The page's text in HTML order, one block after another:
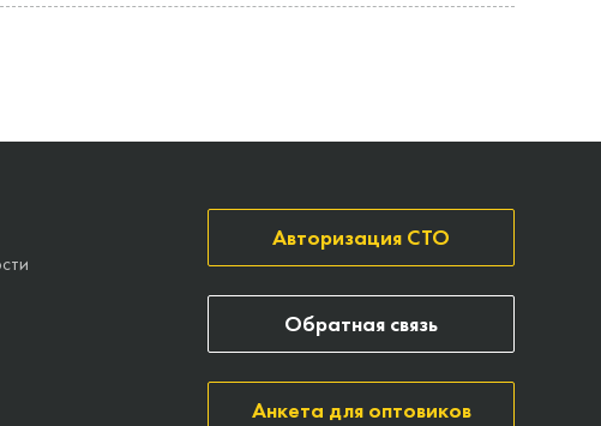
Авторизация СТО
Анкета для оптовиков
Обратная связь